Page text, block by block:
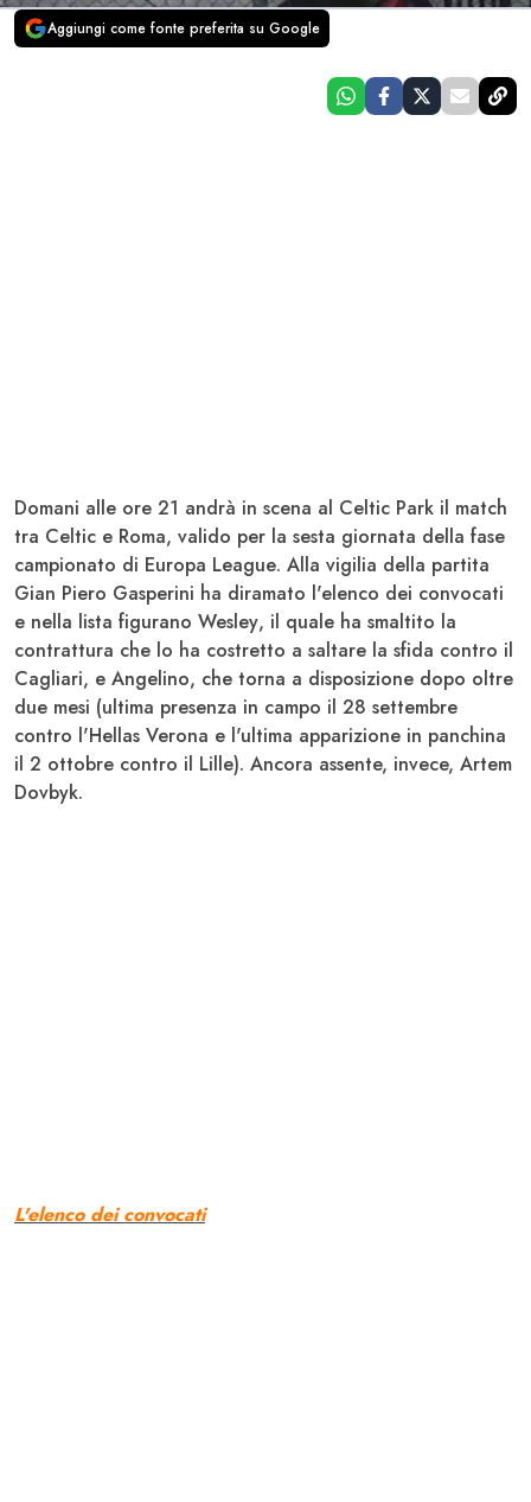
Aggiungi come fonte preferita su Google
Domani alle ore 21 andrà in scena al Celtic Park il match
tra Celtic e Roma, valido per la sesta giornata della fase
campionato di Europa League. Alla vigilia della partita
Gian Piero Gasperini ha diramato l'elenco dei convocati
e nella lista figurano Wesley, il quale ha smaltito la
contrattura che lo ha costretto a saltare la sfida contro il
Cagliari, e Angelino, che torna a disposizione dopo oltre
due mesi (ultima presenza in campo il 28 settembre
contro l'Hellas Verona e l'ultima apparizione in panchina
il 2 ottobre contro il Lille). Ancora assente, invece, Artem
Dovbyk.
L'elenco dei convocati